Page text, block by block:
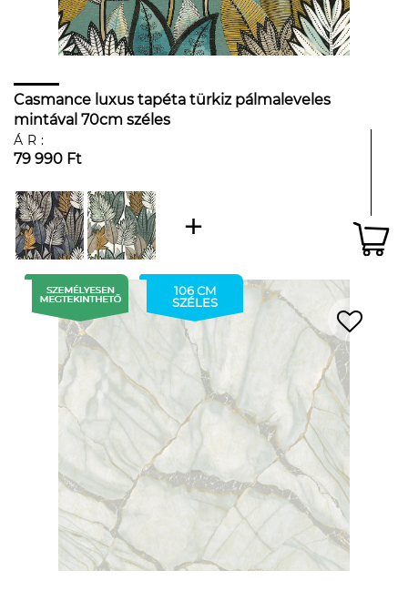
Casmance luxus tapéta türkiz pálmaleveles
mintával 70cm széles
ÁR:
79 990 Ft
106 CM
SZÉLES